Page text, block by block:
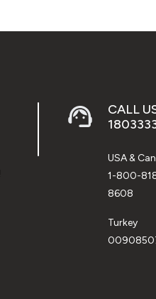
CALL
USA &
1-800-
8608
Turkey